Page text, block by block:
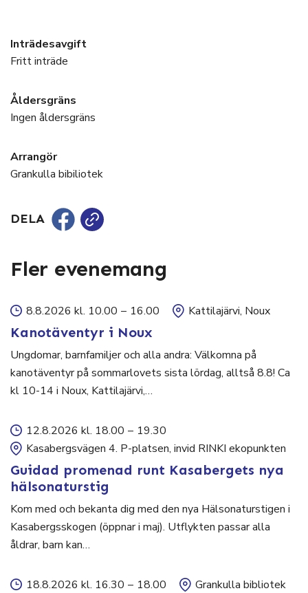
Inträdesavgift
Fritt inträde
Åldersgräns
Ingen åldersgräns
Arrangör
Grankulla bibiliotek
DELA
Fler evenemang
8.8.2026 kl. 10.00 – 16.00 Kattilajärvi, Noux
Kanotäventyr i Noux
Ungdomar, barnfamiljer och alla andra: Välkomna på
kanotäventyr på sommarlovets sista lördag, alltså 8.8! Ca
kl 10-14 i Noux, Kattilajärvi,…
12.8.2026 kl. 18.00 – 19.30
Kasabergsvägen 4. P-platsen, invid RINKI ekopunkten
Guidad promenad runt Kasabergets nya
hälsonaturstig
Kom med och bekanta dig med den nya Hälsonaturstigen i
Kasabergsskogen (öppnar i maj). Utflykten passar alla
åldrar, barn kan…
18.8.2026 kl. 16.30 – 18.00 Grankulla bibliotek